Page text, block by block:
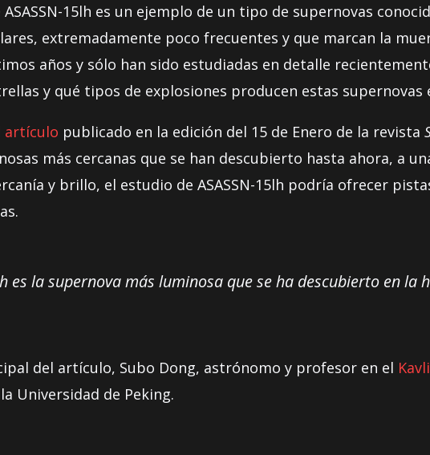
15lh es un ejemplo de un tipo de supernovas
extremadamente poco frecuentes y que marcan la
años y sólo han sido estudiadas en detalle
y qué tipos de explosiones producen estas supernovas
artículo publicado en la edición del 15 de Enero de la revista
más cercanas que se han descubierto hasta ahora, a
y brillo, el estudio de ASASSN-15lh podría ofrecer
es la supernova más luminosa que se ha descubierto en
del artículo, Subo Dong, astrónomo y profesor en el
la Universidad de Peking.